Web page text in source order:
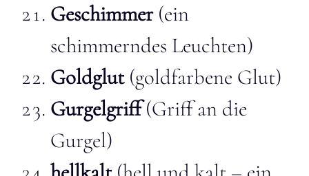
Geschimmer(ein
schimmerndes Leuchten)
Goldglut(goldfarbene Glut)
Gurgelgriff(Griff an die
Gurgel)